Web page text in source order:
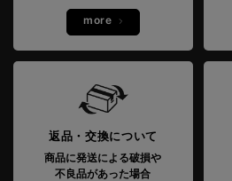
more
返品・交換について
商品に発送による破損や
不良品があった場合